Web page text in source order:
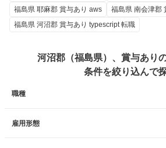
福島県 耶麻郡 賞与あり aws
福島県 南会津郡
福島県 河沼郡 賞与あり typescript 転職
河沼郡（福島県）、賞与あり
条件を絞り込んで
職種
雇用形態